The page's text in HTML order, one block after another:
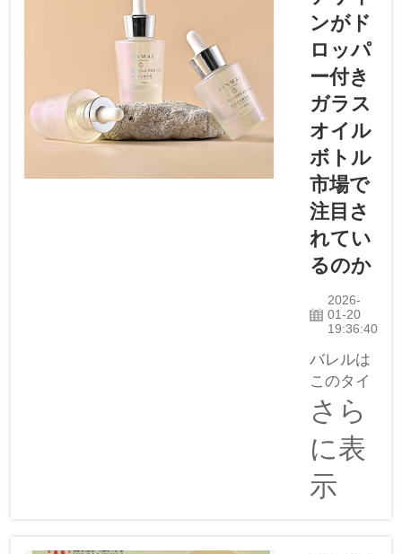
せます。
多くのト
ップブラ
ンドが、
その洗練
された外
観と高級
感のある
手触りを
理由にこ
れを採用
していま
す。手に
取ると、
滑らかで
とした質
感が感じ
られま
す。導
入：マッ
ト加工ガ
ラスがも
ンがド
ロッパ
ー付き
ガラス
オイル
ボトル
市場で
注目さ
れてい
るのか
2026-
01-20
19:36:40
バレルは
このタイ
プのガラ
スオイル
ボトルの
ネーミン
グとして
さら
に表
示